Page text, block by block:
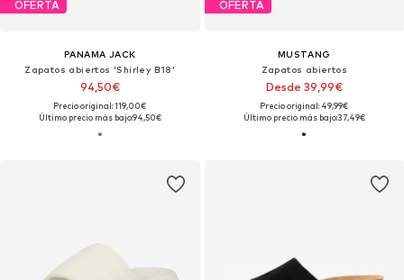
OFERTA
PANAMA JACK
Zapatos abiertos 'Shirley B18'
94,50€
Precio original: 119,00€
Último precio más bajo:94,50€
OFERTA
MUSTANG
Zapatos abiertos
Desde 39,99€
Precio original: 49,99€
Último precio más bajo:37,49€